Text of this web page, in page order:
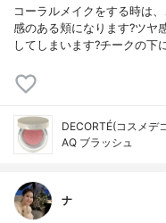
コーラルメイクをする時は
感のある頬になります?ツヤ
してしまいます?チークの下
DECORTÉ(コスメデ
AQ ブラッシュ
ナ